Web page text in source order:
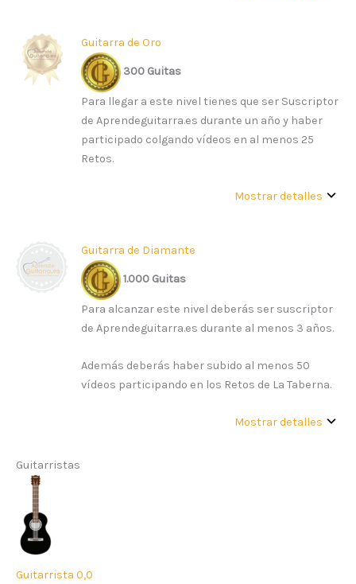
Guitarra de Oro
300 Guitas
Para llegar a este nivel tienes que ser Suscriptor
de Aprendeguitarra.es durante un año y haber
participado colgando vídeos en al menos 25
Retos.
Mostrar detalles
Guitarra de Diamante
1.000 Guitas
Para alcanzar este nivel deberás ser suscriptor
de Aprendeguitarra.es durante al menos 3 años.
Además deberás haber subido al menos 50
vídeos participando en los Retos de La Taberna.
Mostrar detalles
Guitarristas
Guitarrista 0,0